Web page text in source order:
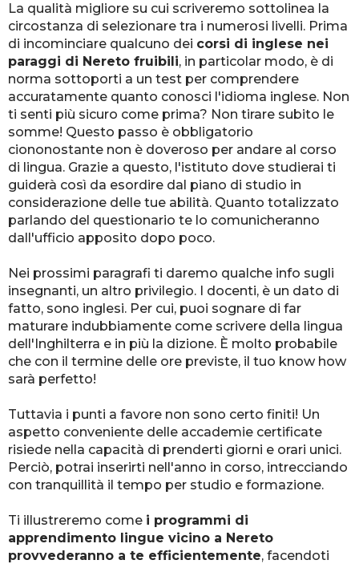
La qualità migliore su cui scriveremo sottolinea la
circostanza di selezionare tra i numerosi livelli. Prima
di incominciare qualcuno dei corsi di inglese nei
paraggi di Nereto fruibili, in particolar modo, è di
norma sottoporti a un test per comprendere
accuratamente quanto conosci l'idioma inglese. Non
ti senti più sicuro come prima? Non tirare subito le
somme! Questo passo è obbligatorio
ciononostante non è doveroso per andare al corso
di lingua. Grazie a questo, l'istituto dove studierai ti
guiderà così da esordire dal piano di studio in
considerazione delle tue abilità. Quanto totalizzato
parlando del questionario te lo comunicheranno
dall'ufficio apposito dopo poco.
Nei prossimi paragrafi ti daremo qualche info sugli
insegnanti, un altro privilegio. I docenti, è un dato di
fatto, sono inglesi. Per cui, puoi sognare di far
maturare indubbiamente come scrivere della lingua
dell'Inghilterra e in più la dizione. È molto probabile
che con il termine delle ore previste, il tuo know how
sarà perfetto!
Tuttavia i punti a favore non sono certo finiti! Un
aspetto conveniente delle accademie certificate
risiede nella capacità di prenderti giorni e orari unici.
Perciò, potrai inserirti nell'anno in corso, intrecciando
con tranquillità il tempo per studio e formazione.
Ti illustreremo come i programmi di
apprendimento lingue vicino a Nereto
provvederanno a te efficientemente, facendoti